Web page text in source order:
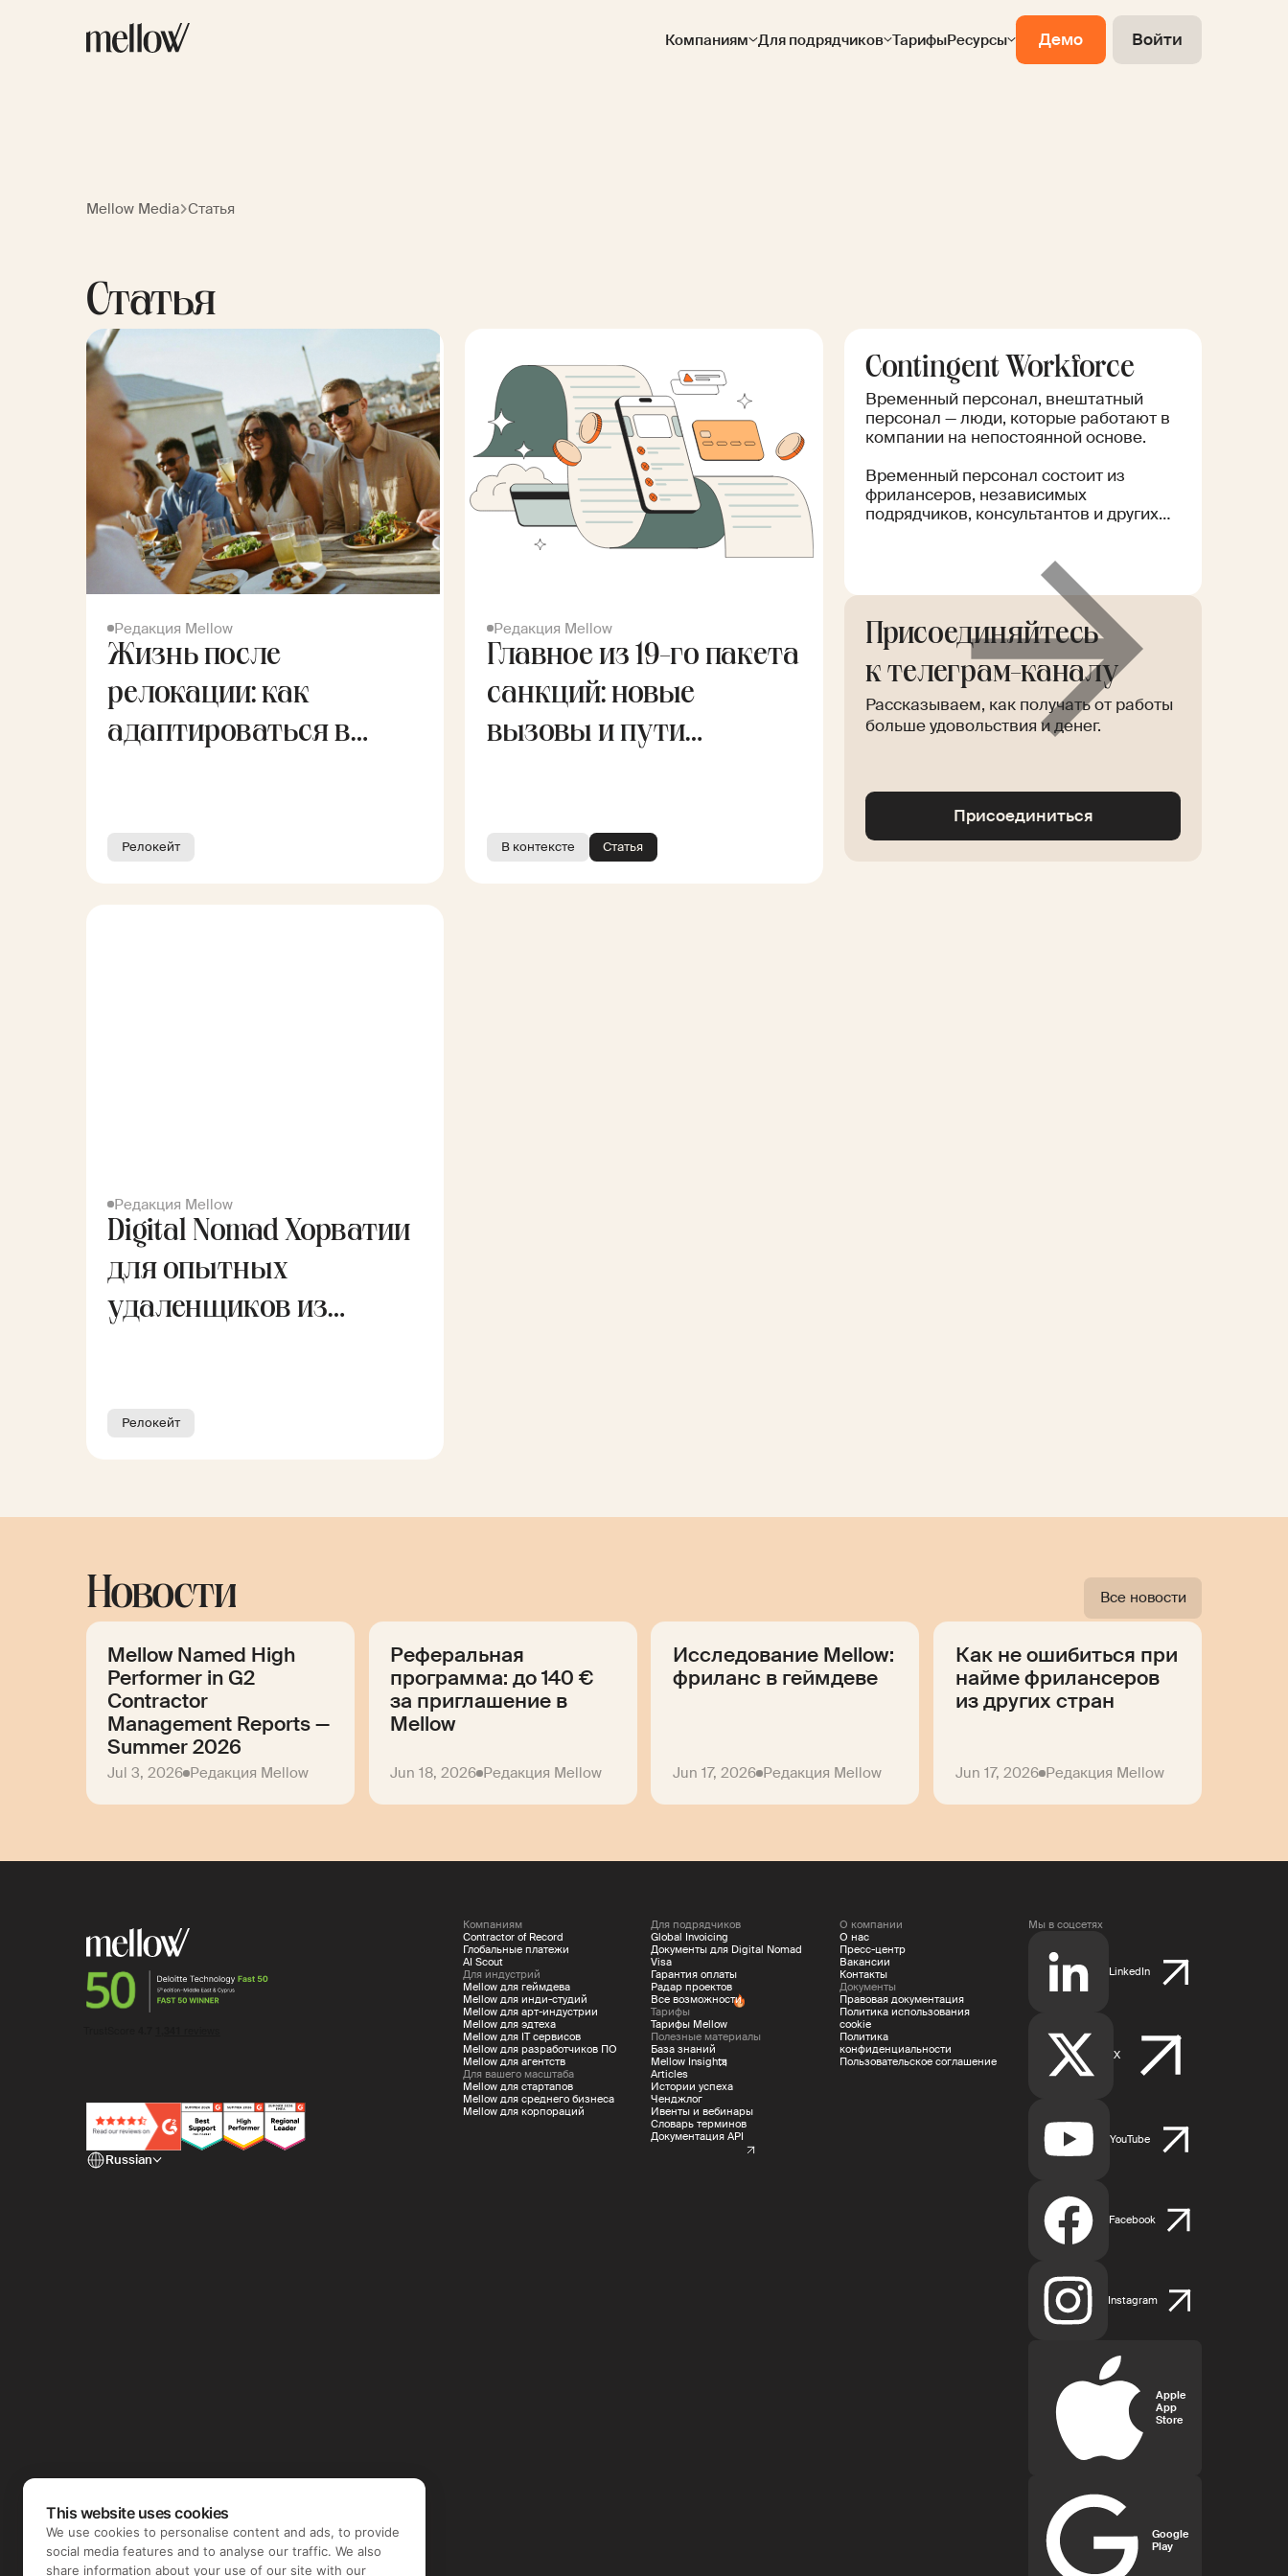
Компаниям Для подрядчиков ТарифыРесурсы Демо Войти
Mellow Media Статья
Статья
Редакция Mellow
Жизнь после
релокации: как
адаптироваться в
Релокейт
Редакция Mellow
Главное из 19-го пакета
санкций: новые
вызовы и пути
В контексте Статья
Редакция Mellow
Digital Nomad Хорватии
для опытных
удаленщиков из
Релокейт
Contingent Workforce
Временный персонал, внештатный
персонал — люди, которые работают в
компании на непостоянной основе.
Временный персонал состоит из
фрилансеров, независимых
подрядчиков, консультантов и других
конкретных проектов, задач или
периодов. У компании нет
долгосрочных обязательств перед
временным персоналом, и это
позволяет гибко регулировать число
сотрудников.
Read
Glossary
Присоединяйтесь
к телеграм-каналу
Рассказываем, как получать от работы
больше удовольствия и денег.
Присоединиться
Новости Все новости
Mellow Named High
Performer in G2
Contractor
Management Reports —
Summer 2026
Jul 3, 2026 Редакция Mellow
Реферальная
программа: до 140 €
за приглашение в
Mellow
Jun 18, 2026 Редакция Mellow
Исследование Mellow:
фриланс в геймдеве
Jun 17, 2026 Редакция Mellow
Как не ошибиться при
найме фрилансеров
из других стран
Jun 17, 2026 Редакция Mellow
Russian
Компаниям
Contractor of Record
Глобальные платежи
AI Scout
Для индустрий
Mellow для геймдева
Mellow для инди-студий
Mellow для арт-индустрии
Mellow для эдтеха
Mellow для IT сервисов
Mellow для разработчиков ПО
Mellow для агентств
Для вашего масштаба
Mellow для стартапов
Mellow для среднего бизнеса
Mellow для корпораций
Для подрядчиков
Global Invoicing
Документы для Digital Nomad
Visa
Гарантия оплаты
Радар проектов
Все возможности
Тарифы
Тарифы Mellow
Полезные материалы
База знаний
Mellow Insights
Articles
Истории успеха
Ченджлог
Ивенты и вебинары
Словарь терминов
Документация API
О компании
О нас
Пресс-центр
Вакансии
Контакты
Документы
Правовая документация
Политика использования
cookie
Политика
конфиденциальности
Пользовательское соглашение
Мы в соцсетях
LinkedIn
X
YouTube
Facebook
Instagram
Apple
App
Store
Google
Play
This website uses cookies
We use cookies to personalise content and ads, to provide
social media features and to analyse our traffic. We also
share information about your use of our site with our